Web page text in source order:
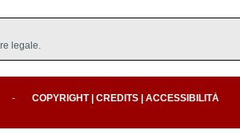
legale.
- COPYRIGHT|CREDITS |ACCESSIBILITÀ